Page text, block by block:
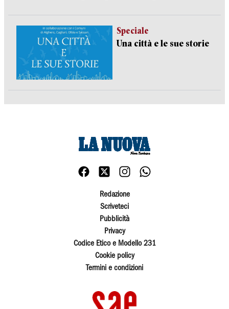
Speciale
Una città e le sue storie
Redazione
Scriveteci
Pubblicità
Privacy
Codice Etico e Modello 231
Cookie policy
Termini e condizioni